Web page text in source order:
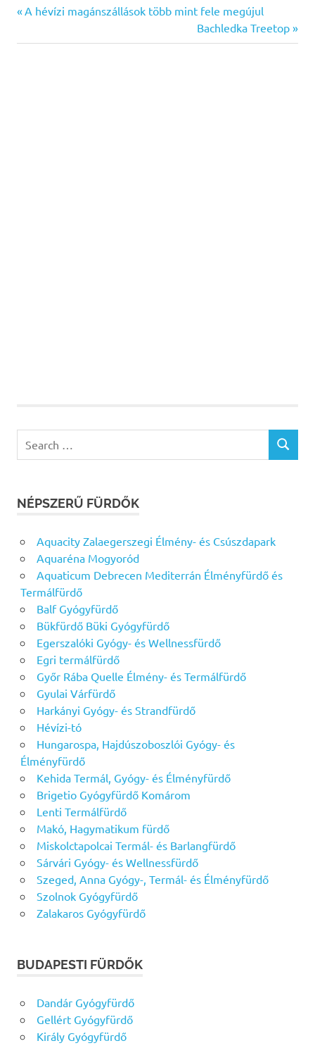
Bejegyzés
navigáció
Previous
A hévízi magánszállások több mint fele megújul
Next
Post:
Bachledka Treetop
for:
SEARCH
NÉPSZERŰ FÜRDŐK
Aquacity Zalaegerszegi Élmény- és Csúszdapark
Aquaréna Mogyoród
Aquaticum Debrecen Mediterrán Élményfürdő és
Termálfürdő
Balf Gyógyfürdő
Bükfürdő Büki Gyógyfürdő
Egerszalóki Gyógy- és Wellnessfürdő
Egri termálfürdő
Győr Rába Quelle Élmény- és Termálfürdő
Gyulai Várfürdő
Harkányi Gyógy- és Strandfürdő
Hévízi-tó
Hungarospa, Hajdúszoboszlói Gyógy- és
Élményfürdő
Kehida Termál, Gyógy- és Élményfürdő
Brigetio Gyógyfürdő Komárom
Lenti Termálfürdő
Makó, Hagymatikum fürdő
Miskolctapolcai Termál- és Barlangfürdő
Sárvári Gyógy- és Wellnessfürdő
Szeged, Anna Gyógy-, Termál- és Élményfürdő
Szolnok Gyógyfürdő
Zalakaros Gyógyfürdő
BUDAPESTI FÜRDŐK
Dandár Gyógyfürdő
Gellért Gyógyfürdő
Király Gyógyfürdő